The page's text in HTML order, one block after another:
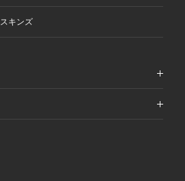
スキンズ